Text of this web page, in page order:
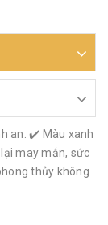
an. ✔️ Màu xanh
may mắn, sức
thủy không